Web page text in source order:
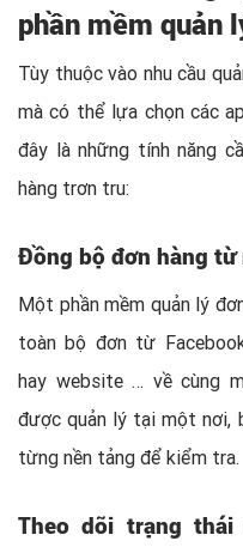
phần mềm quản
Tùy thuộc vào nhu cầu
mà có thể lựa chọn các
đây là những tính năng
hàng trơn tru:
Đồng bộ đơn hàng từ
Một phần mềm quản lý
toàn bộ đơn từ
hay website … về cùng
được quản lý tại một nơi,
từng nền tảng để kiểm tra.
Theo dõi trạng